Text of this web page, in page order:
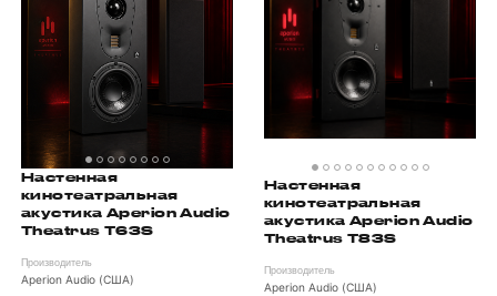
Настенная
кинотеатральная
акустика Aperion Audio
Theatrus T63S
Производитель
Aperion Audio (США)
Настенная
кинотеатральная
акустика Aperion Audio
Theatrus T83S
Производитель
Aperion Audio (США)